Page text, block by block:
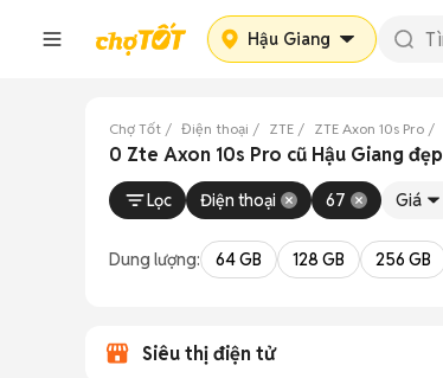
Hậu Giang
Chợ Tốt Điện thoại ZTE ZTE Axon 10s Pro
0 Zte Axon 10s Pro cũ Hậu Giang đẹp
Lọc Điện thoại 67 Giá
Dung lượng: 64 GB 128 GB 256 GB
Siêu thị điện tử